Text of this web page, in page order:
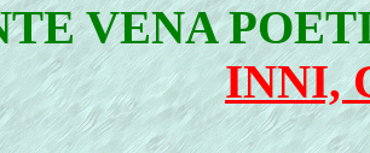
VENA
INNI,